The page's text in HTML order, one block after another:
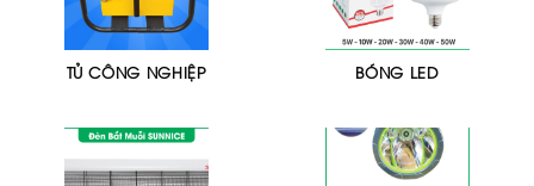
TỦ CÔNG NGHIỆP BÓNG LED